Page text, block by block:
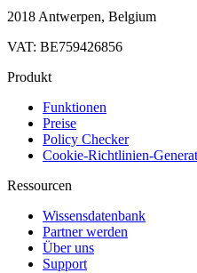
2018 Antwerpen, Belgium
VAT: BE759426856
Produkt
Funktionen
Preise
Policy Checker
Cookie-Richtlinien-
Ressourcen
Wissensdatenbank
Partner werden
Über uns
Support